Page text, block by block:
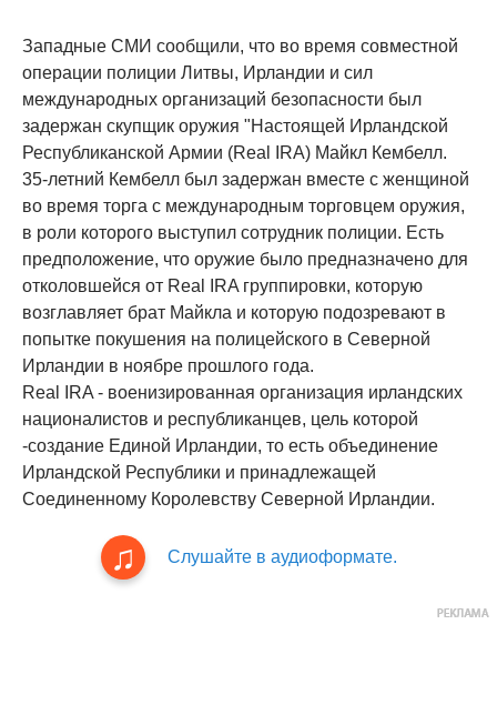
Западные СМИ сообщили, что во время совместной
операции полиции Литвы, Ирландии и сил
международных организаций безопасности был
задержан скупщик оружия "Настоящей Ирландской
Республиканской Армии (Real IRA) Майкл Кембелл.
35-летний Кембелл был задержан вместе с женщиной
во время торга с международным торговцем оружия,
в роли которого выступил сотрудник полиции. Есть
предположение, что оружие было предназначено для
отколовшейся от Real IRA группировки, которую
возглавляет брат Майкла и которую подозревают в
попытке покушения на полицейского в Северной
Ирландии в ноябре прошлого года.
Real IRA - военизированная организация ирландских
националистов и республиканцев, цель которой
-создание Единой Ирландии, то есть объединение
Ирландской Республики и принадлежащей
Соединенному Королевству Северной Ирландии.
Слушайте в аудиоформате.